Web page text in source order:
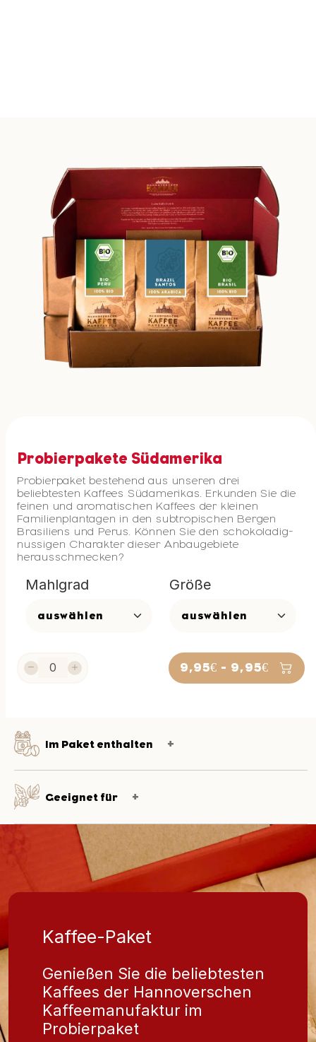
Im Paket enthalten
Geeignet für
Probierpakete Südamerika
Probierpaket bestehend aus unseren drei
beliebtesten Kaffees Südamerikas. Erkunden Sie die
feinen und aromatischen Kaffees der kleinen
Familienplantagen in den subtropischen Bergen
Brasiliens und Perus. Können Sie den schokoladig-
nussigen Charakter dieser Anbaugebiete
herausschmecken?
Mahlgrad Größe
9,95€ - 9,95€
Kaffee-Paket
Genießen Sie die beliebtesten
Kaffees der Hannoverschen
Kaffeemanufaktur im
Probierpaket